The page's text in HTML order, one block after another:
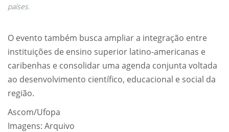
países.
O evento também busca ampliar a integração entre
instituições de ensino superior latino-americanas e
caribenhas e consolidar uma agenda conjunta voltada
ao desenvolvimento científico, educacional e social da
região.
Ascom/Ufopa
Imagens: Arquivo